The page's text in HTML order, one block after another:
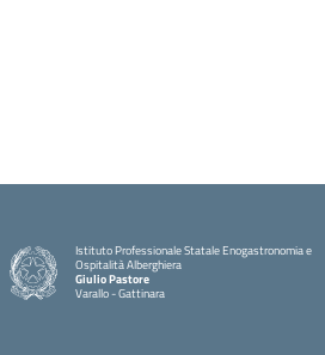
Istituto Professionale Statale Enogastronomia e
Ospitalità Alberghiera
Giulio Pastore
Varallo - Gattinara